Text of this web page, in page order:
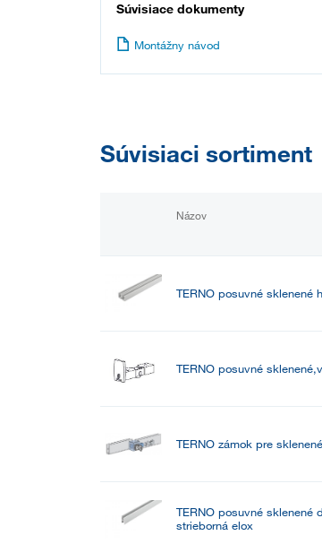
Súvisiace dokumenty
Montážny návod
Súvisiaci sortiment
Názov
TERNO posuvné sklenené
TERNO posuvné
TERNO zámok pre
TERNO posuvné sklenené
strieborná elox